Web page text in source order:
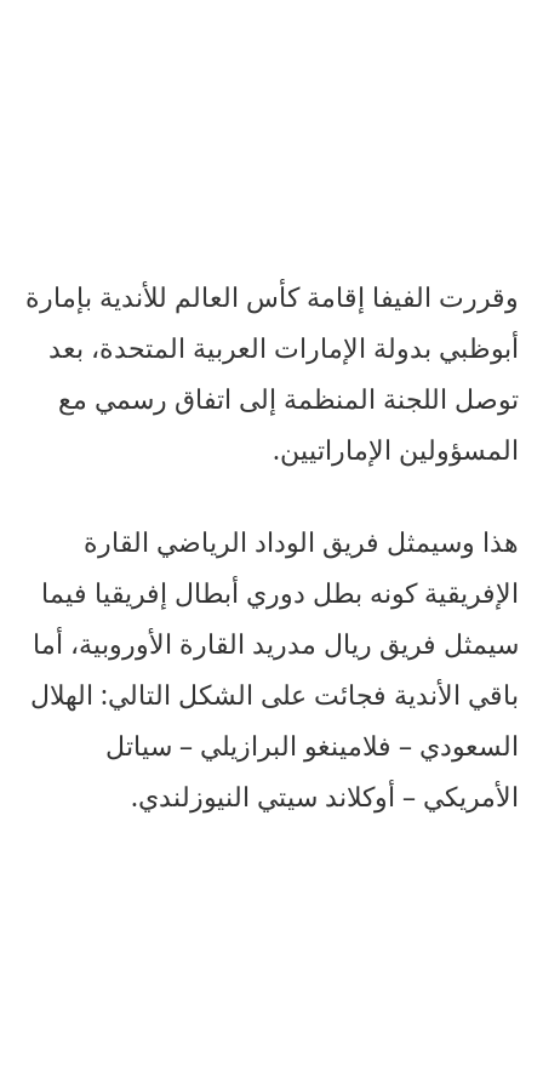
وقررت الفيفا إقامة كأس العالم للأندية بإمارة
أبوظبي بدولة الإمارات العربية المتحدة، بعد
توصل اللجنة المنظمة إلى اتفاق رسمي مع
المسؤولين الإماراتيين.
هذا وسيمثل فريق الوداد الرياضي القارة
الإفريقية كونه بطل دوري أبطال إفريقيا فيما
سيمثل فريق ريال مدريد القارة الأوروبية، أما
باقي الأندية فجائت على الشكل التالي: الهلال
السعودي – فلامينغو البرازيلي – سياتل
الأمريكي – أوكلاند سيتي النيوزلندي.